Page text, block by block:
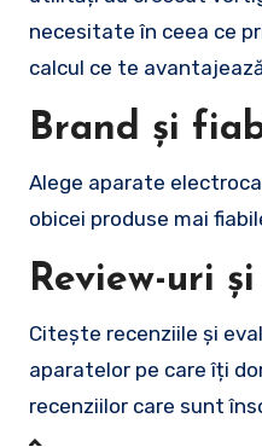
necesitate în ceea ce
calcul ce te
Brand și
Alege aparate
obicei produse mai
Review-uri
Citește recenziile și
aparatelor pe care îți
recenziilor care sunt